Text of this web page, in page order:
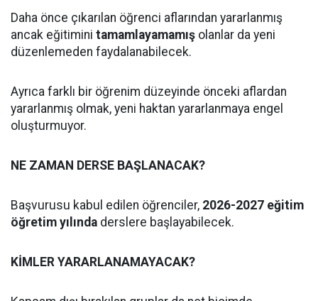
Daha önce çıkarılan öğrenci aflarından yararlanmış
ancak eğitimini tamamlayamamış olanlar da yeni
düzenlemeden faydalanabilecek.
Ayrıca farklı bir öğrenim düzeyinde önceki aflardan
yararlanmış olmak, yeni haktan yararlanmaya engel
oluşturmuyor.
NE ZAMAN DERSE BAŞLANACAK?
Başvurusu kabul edilen öğrenciler, 2026-2027 eğitim
öğretim yılında derslere başlayabilecek.
KİMLER YARARLANAMAYACAK?